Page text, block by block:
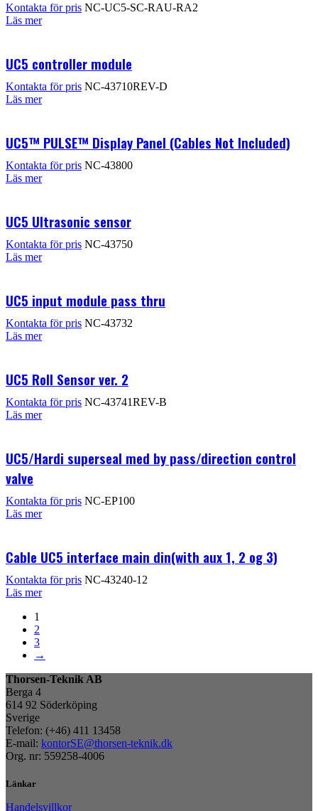
Kontakta för pris NC-UC5-SC-RAU-RA2
Läs mer
UC5 controller module
Kontakta för pris NC-43710REV-D
Läs mer
UC5™ PULSE™ Display Panel (Cables Not Included)
Kontakta för pris NC-43800
Läs mer
UC5 Ultrasonic sensor
Kontakta för pris NC-43750
Läs mer
UC5 input module pass thru
Kontakta för pris NC-43732
Läs mer
UC5 Roll Sensor ver. 2
Kontakta för pris NC-43741REV-B
Läs mer
UC5/Hardi superseal med by pass/direction control
valve
Kontakta för pris NC-EP100
Läs mer
Cable UC5 interface main din(with aux 1, 2 og 3)
Kontakta för pris NC-43240-12
Läs mer
1
2
3
→
Thorsen-Teknik AB
Berga 4
614 92 Söderköping
Sverige
Telefon: (+46) 411 13458
E-mail: kontorSE@thorsen-teknik.dk
Org. nr: 559258-4006
Länkar
Handelsvillkor